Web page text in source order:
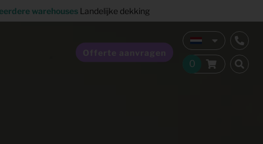
warehouses Landelijke dekking
Offerte aanvragen